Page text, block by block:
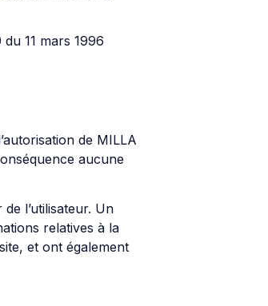
11 mars 1996
de MILLA
aucune
l’utilisateur. Un
relatives à la
et ont également